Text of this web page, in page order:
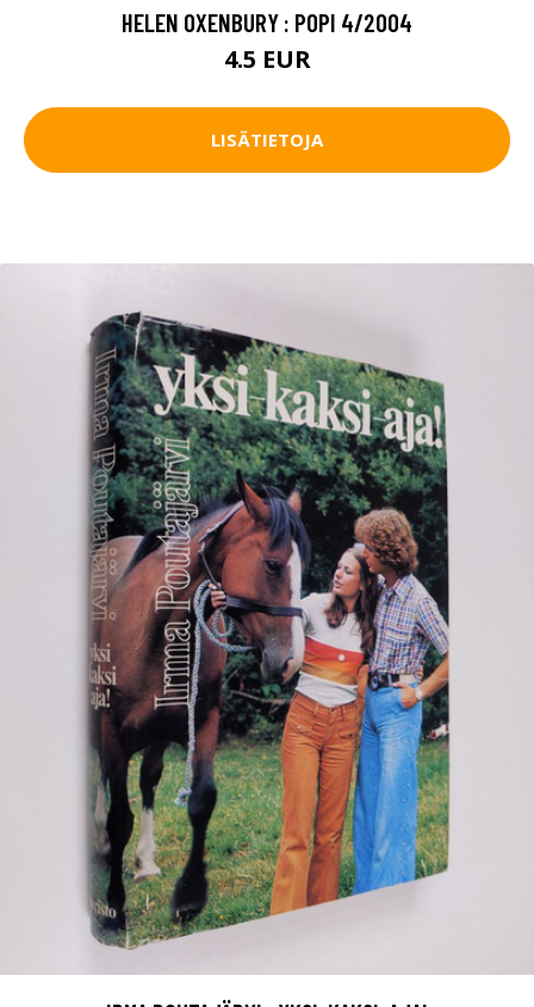
HELEN OXENBURY : POPI 4/2004
4.5 EUR
LISÄTIETOJA